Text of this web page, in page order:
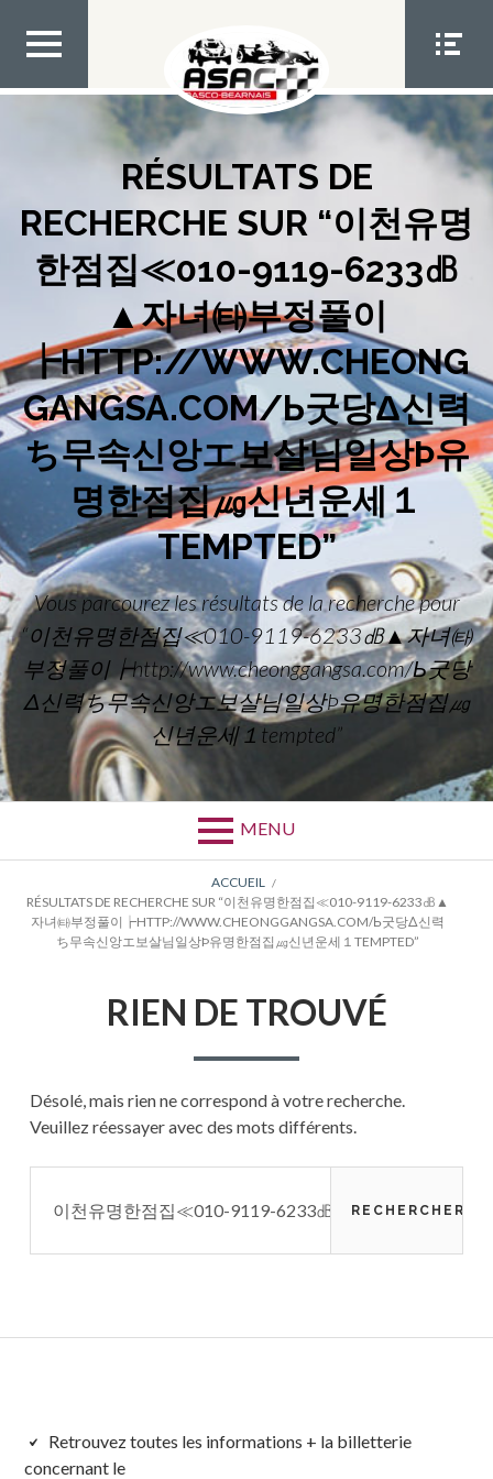
contenu
MEN
MEN
U
SOCIA
L
RÉSULTATS DE
RECHERCHE SUR “이천유명
한점집≪010-9119-6233㏈
▲자녀㈙부정풀이
┢HTTP://WWW.CHEONG
GANGSA.COM/Ь굿당Δ신력
ち무속신앙エ보살님일상Þ유
명한점집㎍신년운세１
TEMPTED”
Vous parcourez les résultats de la recherche pour
“이천유명한점집≪010-9119-6233㏈▲자녀㈙
부정풀이┢http://www.cheonggangsa.com/Ь굿당
Δ신력ち무속신앙エ보살님일상Þ유명한점집㎍
신년운세１tempted”
MENU
FIL
D'ARIANE
ACCUEIL
RÉSULTATS DE RECHERCHE SUR “이천유명한점집≪010-9119-6233㏈▲
자녀㈙부정풀이┢HTTP://WWW.CHEONGGANGSA.COM/Ь굿당Δ신력
ち무속신앙エ보살님일상Þ유명한점집㎍신년운세１TEMPTED”
RIEN DE TROUVÉ
Désolé, mais rien ne correspond à votre recherche.
Veuillez réessayer avec des mots différents.
Colonne
Retrouvez toutes les informations + la billetterie
concernant le